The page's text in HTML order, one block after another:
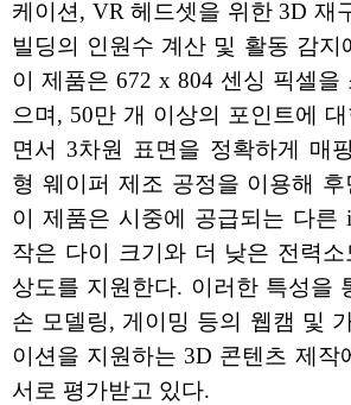
케이션, VR 헤드셋을 위한 3D 재
빌딩의 인원수 계산 및 활동 감지
이 제품은 672 x 804 센싱 픽셀을
으며, 50만 개 이상의 포인트에
면서 3차원 표면을 정확하게 매
형 웨이퍼 제조 공정을 이용해 후
이 제품은 시중에 공급되는 다른
작은 다이 크기와 더 낮은 전력소
상도를 지원한다. 이러한 특성을
손 모델링, 게이밍 등의 웹캠 및
이션을 지원하는 3D 콘텐츠 제작
서로 평가받고 있다.